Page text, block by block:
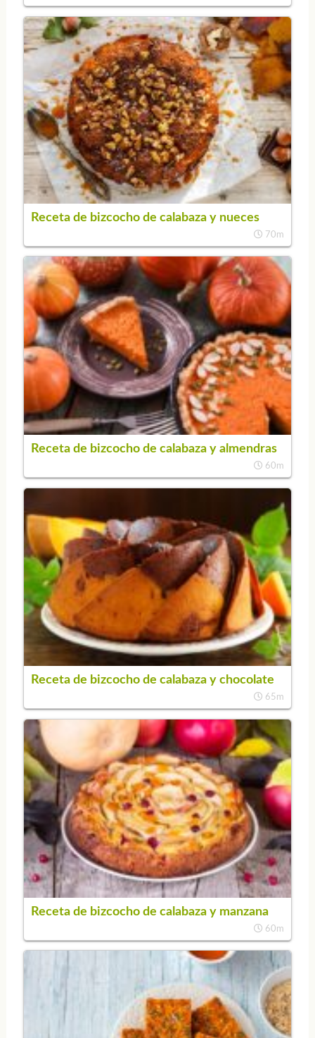
Receta de bizcocho de calabaza y nueces
70m
Receta de bizcocho de calabaza y almendras
60m
Receta de bizcocho de calabaza y chocolate
65m
Receta de bizcocho de calabaza y manzana
60m